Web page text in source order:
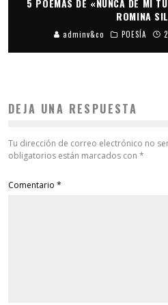
ROMINA
adminv&co POESÍA
DEJA UNA RESPUESTA
Tu dirección de correo electrónico no
obligatorios están marcados con *
Comentario *